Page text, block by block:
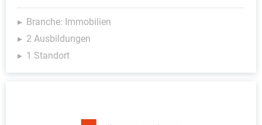
Branche: Immobilien
2 Ausbildungen
1 Standort